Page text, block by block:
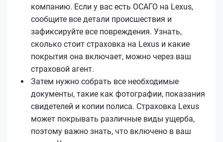
компанию. Если у вас есть ОСАГО на Lexus,
сообщите все детали происшествия и
зафиксируйте все повреждения. Узнать,
сколько стоит страховка на Lexus и какие
покрытия она включает, можно через ваш
страховой агент.
Затем нужно собрать все необходимые
документы, такие как фотографии, показания
свидетелей и копии полиса. Страховка Lexus
может покрывать различные виды ущерба,
поэтому важно знать, что включено в ваш